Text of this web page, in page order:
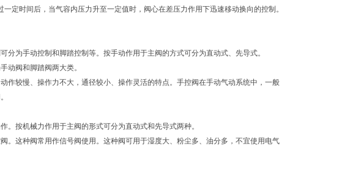
定时间后，当气容内压力升至一定值时，阀心在差压力作用下迅速移动换向的控制。
为手动控制和脚踏控制等。按手动作用于主阀的方式可分为直动式、先导式。
动阀和脚踏阀两大类。
作较慢、操作力不大，通径较小、操作灵活的特点。手控阀在手动气动系统中，一般
按机械力作用于主阀的形式可分为直动式和先导式两种。
。这种阀常用作信号阀使用。这种阀可用于湿度大、粉尘多、油分多，不宜使用电气